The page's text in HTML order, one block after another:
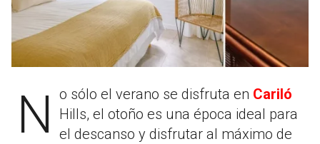
No sólo el verano se disfruta en Cariló
Hills, el otoño es una época ideal para
el descanso y disfrutar al máximo de